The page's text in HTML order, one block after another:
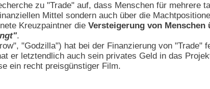
zu "Trade" auf, dass Menschen für mehrere
Mittel sondern auch über die
Kreuzpaintner die Versteigerung von Menschen
.
"Godzilla") hat bei der Finanzierung von "Trade"
er letztendlich auch sein privates Geld in das
ein recht preisgünstiger Film.